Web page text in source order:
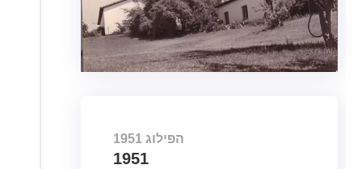
1951 הפילוג
1951